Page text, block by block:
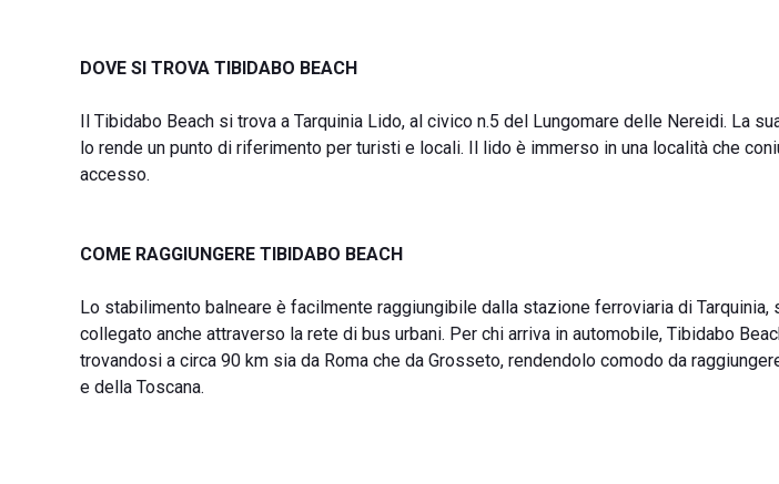
DOVE SI TROVA TIBIDABO BEACH
Il Tibidabo Beach si trova a Tarquinia Lido, al civico n.5 del Lungomare delle Nereidi. La
lo rende un punto di riferimento per turisti e locali. Il lido è immerso in una località che
accesso.
COME RAGGIUNGERE TIBIDABO BEACH
Lo stabilimento balneare è facilmente raggiungibile dalla stazione ferroviaria di Tarquinia,
collegato anche attraverso la rete di bus urbani. Per chi arriva in automobile, Tibidabo
trovandosi a circa 90 km sia da Roma che da Grosseto, rendendolo comodo da
e della Toscana.